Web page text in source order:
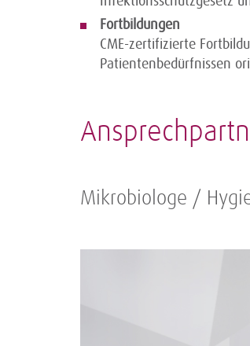
Fortbildungen
CME-zertifizierte
Patientenbedürfnissen
Mikrobiologe /